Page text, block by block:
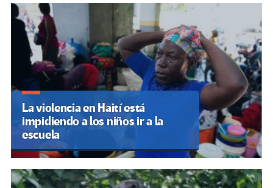
La violencia en Haití está
impidiendo a los niños ir a la
escuela